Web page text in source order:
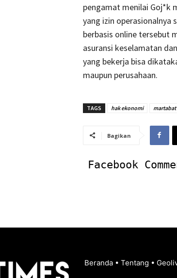
pengamat menilai Goj*k
yang izin operasionalnya
berbasis online tersebut
asuransi keselamatan
yang bekerja bisa
maupun perusahaan.
TAGS hak ekonomi martabat
Bagikan
Facebook
Beranda • Tentang •